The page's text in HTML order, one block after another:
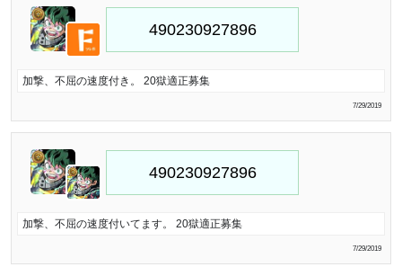
加撃、不屈の速度付き。 20獄適正募集
7/29/2019
加撃、不屈の速度付いてます。 20獄適正募集
7/29/2019